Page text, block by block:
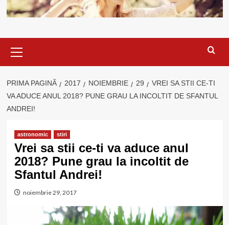
principal
PRIMA PAGINĂ 2017 NOIEMBRIE 29
VREI SA STII CE-TI
VA ADUCE ANUL 2018? PUNE GRAU LA INCOLTIT DE SFANTUL
ANDREI!
astronomic stiri
Vrei sa stii ce-ti va aduce anul
2018? Pune grau la incoltit de
Sfantul Andrei!
noiembrie 29, 2017